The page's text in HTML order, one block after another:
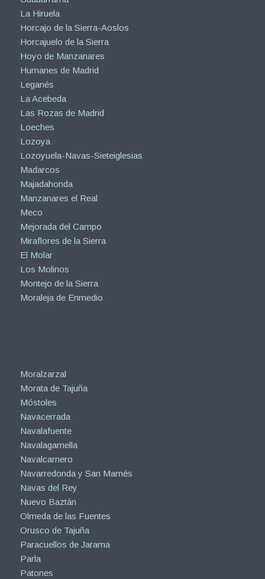
La Hiruela
Horcajo de la Sierra-Aoslos
Horcajuelo de la Sierra
Hoyo de Manzanares
Humanes de Madrid
Leganés
La Acebeda
Las Rozas de Madrid
Loeches
Lozoya
Lozoyuela-Navas-Sieteiglesias
Madarcos
Majadahonda
Manzanares el Real
Meco
Mejorada del Campo
Miraflores de la Sierra
El Molar
Los Molinos
Montejo de la Sierra
Moraleja de Enmedio
Moralzarzal
Morata de Tajuña
Móstoles
Navacerrada
Navalafuente
Navalagamella
Navalcarnero
Navarredonda y San Mamés
Navas del Rey
Nuevo Baztán
Olmeda de las Fuentes
Orusco de Tajuña
Paracuellos de Jarama
Parla
Patones